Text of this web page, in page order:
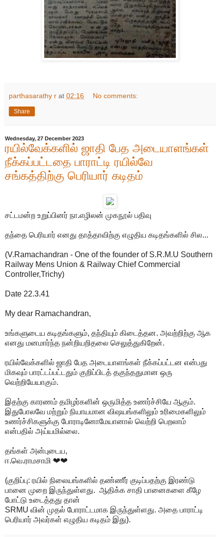
parthasarathy r at 02:16 No comments:
Share
Wednesday, 27 December 2023
ரயில்வேக்களில் ஜாதி பேத அடையாளங்கள்
நீக்கப்பட்டதை பாராட்டி ரயில்வே
சங்கத்திற்கு பெரியார் கடிதம்
சட்டமன்ற உறுப்பினர் நா.எழிலன் முகநூல் பதிவு
தந்தை பெரியார் எனது தாத்தாவிற்கு எழுதிய கடிதங்களில் சில...
(V.Ramachandran - One of the founder of S.R.M.U Southern
Railway Mens Union & Railway Chief Commercial
Controller,Trichy)
Date 22.3.41
My dear Ramachandran,
உங்களுடைய கடிதங்களும், தந்தியும் கிடைத்தன. அவற்றிற்கு ஆக
எனது மனமார்ந்த நன்றியறிதலை செலுத்துகிறேன்.
ரயில்வேக்களில் ஜாதி பேத அடையாளங்கள் நீக்கப்பட்டன என்பது
மிகவும் பாரட்டப்பட்டதும் குறிப்பிடத் தகுந்ததுமான ஒரு
வெற்றியேயாகும்.
இதற்கு காரணம் தமிழர்களின் ஒருமித்த உணர்ச்சியே ஆகும்.
இதுபோலவே மற்றும் நியாயமான விஷயங்களிலும் உரிமைகளிலும்
உணர்ச்சிகளுக்கு போராடினோமேயானால் வெற்றி பெறலாம்
என்பதில் அய்யமில்லை.
தங்கள் அன்புடைய,
ஈ.வெ.ராமசாமி ❤❤
(குறிப்பு: ரயில் நிலையங்களில் தண்ணீர் குடிப்பதற்கு இரண்டு
பானை முறை இருந்துள்ளது. ஆதிக்க சாதி பானைகளை கீழே
போட்டு உடைத்தது தான்
SRMU வின் முதல் போராட்டமாக இருந்துள்ளது. அதை பாராட்டி
பெரியார் அவர்கள் எழுதிய கடிதம் இது).